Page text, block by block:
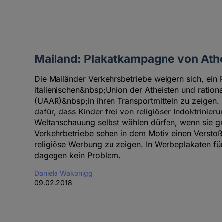
Mailand: Plakatkampagne von
Die Mailänder Verkehrsbetriebe weigern sich, ein
italienischen&nbsp;Union der Atheisten und
(UAAR)&nbsp;in ihren Transportmitteln zu
dafür, dass Kinder frei von religiöser
Weltanschauung selbst wählen dürfen, wenn sie
Verkehrbetriebe sehen in dem Motiv einen
religiöse Werbung zu zeigen. In Werbeplakaten
dagegen kein Problem.
Daniela Wakonigg
09.02.2018